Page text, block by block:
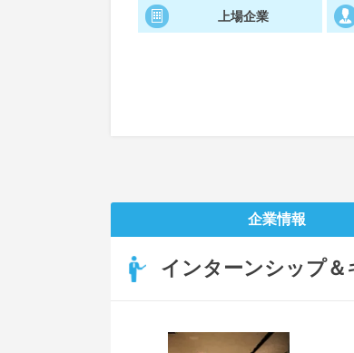
上場企業
企業情報
インターンシップ＆